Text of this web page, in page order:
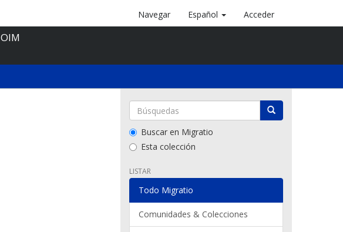
Navegar Español Acceder
Buscar en Migratio
Esta colección
LISTAR
Todo Migratio
Comunidades & Colecciones